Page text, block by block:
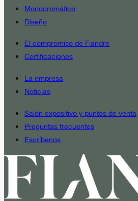
Monocromático
Diseño
El compromiso de Fiandre
Certificaciones
La empresa
Noticias
Salón expositivo y puntos de venta
Preguntas frecuentes
Escríbenos